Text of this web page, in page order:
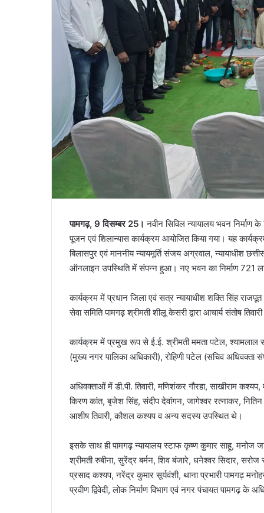
पामगढ़, 9 दिसम्बर 25। नवीन सिविल न्यायालय भवन निर्माण
पूजन एवं शिलान्यास कार्यक्रम आयोजित किया गया। यह
बिलासपुर एवं माननीय न्यायमूर्ति संजय अग्रवाल, न्यायाधीश
ऑनलाइन उपस्थिति में संपन्न हुआ। नए भवन का निर्माण 721
कार्यक्रम में प्रधान जिला एवं सत्र न्यायाधीश शक्ति सिंह
सेवा समिति पामगढ़ श्रीमती शीलू केसरी द्वारा आचार्य संतोष
कार्यक्रम में प्रमुख रूप से ई.ई. श्रीमती ममता पटेल, श्यामलाल
(मुख्य नगर पालिका अधिकारी), रोहिणी पटेल (सचिव
अधिवक्ताओं में डी.पी. तिवारी, मणिशंकर गौरहा, साखीराम
किरण कांत, बृजेश सिंह, संदीप देवांगन, जागेश्वर रत्नाकर,
आशीष तिवारी, कौशल कश्यप व अन्य सदस्य उपस्थित थे।
इसके साथ ही पामगढ़ न्यायालय स्टाफ कृष्ण कुमार साहू, मनोज
श्रीमती रुबीना, सुरेंद्र बर्मन, शिव बंजारे, धनेश्वर सिदार, सरोज
प्रसाद कश्यप, नरेंद्र कुमार सूर्यवंशी, थाना प्रभारी पामगढ़
प्रवीण द्विवेदी, लोक निर्माण विभाग एवं नगर पंचायत पामगढ़ के